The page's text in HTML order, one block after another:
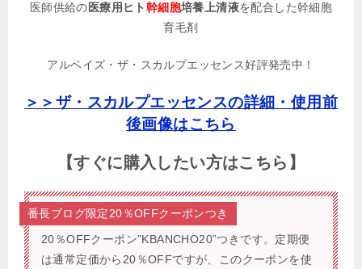
医師供給の医療用ヒト 幹細胞培養上清液を配合した幹細胞
育毛剤
アルベイズ・ザ・スカルプエッセンス好評発売中！
＞＞ザ・スカルプエッセンスの詳細・使用前
後画像はこちら
【すぐに購入したい方はこちら】
番長ブログ限定20％OFFクーポンつき
20％OFFクーポン”KBANCHO20”つきです。 定期便
は通常定価から20％OFFですが、このクーポンを使